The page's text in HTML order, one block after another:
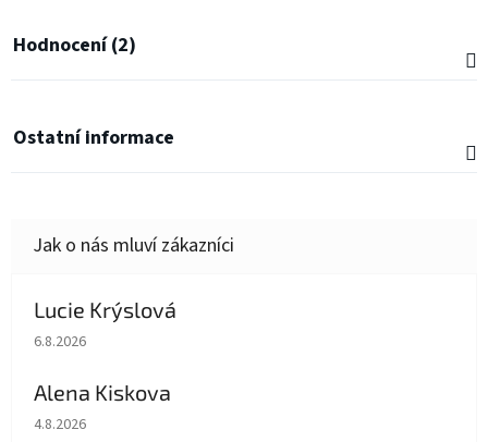
Hodnocení (2)
Ostatní informace
Lucie Krýslová
Hodnocení obchodu je 5 z 5 hvězdiček.
6.8.2026
Alena Kiskova
Hodnocení obchodu je 5 z 5 hvězdiček.
4.8.2026